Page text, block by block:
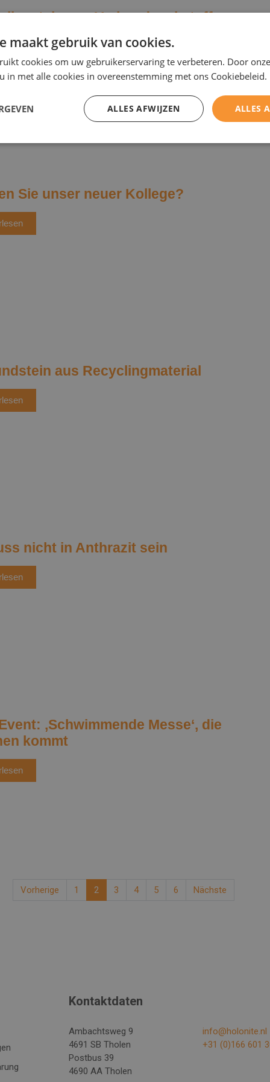
aus Verbundwerkstoff
Aluminiumtüren
Sie unser neuer Kollege?
aus Recyclingmaterial
nicht in Anthrazit sein
‚Schwimmende Messe‘, die
kommt
Vorherige 1 Sie sind hier:
2 3 4 5 6 Nächste
Kontaktdaten
Ambachtsweg 9
4691 SB Tholen
Postbus 39
4690 AA Tholen
info@holonite.nl
+31 (0)166 601
maakt gebruik van cookies.
cookies om uw gebruikerservaring te verbeteren. Door
in met alle cookies in overeenstemming met ons Cookiebeleid.
ALLES
ALLES AFWIJZEN